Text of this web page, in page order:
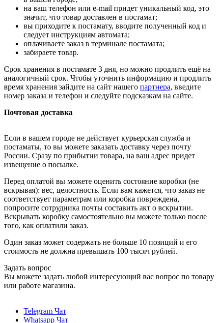
на ваш телефон или e-mail придет уникальный код, это
значит, что товар доставлен в постамат;
вы приходите к постамату, вводите полученный код и
следует инструкциям автомата;
оплачиваете заказ в терминале постамата;
забираете товар.
Срок хранения в постамате 3 дня, но можно продлить ещё на
аналогичный срок. Чтобы уточнить информацию и продлить
время хранения зайдите на сайт нашего партнера, введите
номер заказа и телефон и следуйте подсказкам на сайте.
Почтовая доставка
Если в вашем городе не действует курьерская служба и
постаматы, то вы можете заказать доставку через почту
России. Сразу по прибытии товара, на ваш адрес придет
извещение о посылке.
Перед оплатой вы можете оценить состояние коробки (не
вскрывая): вес, целостность. Если вам кажется, что заказ не
соответствует параметрам или коробка повреждена,
попросите сотрудника почты составить акт о вскрытии.
Вскрывать коробку самостоятельно вы можете только после
того, как оплатили заказ.
Один заказ может содержать не больше 10 позиций и его
стоимость не должна превышать 100 тысяч рублей.
Задать вопрос
Вы можете задать любой интересующий вас вопрос по товару
или работе магазина.
Telegram Чат
Whatsapp Чат